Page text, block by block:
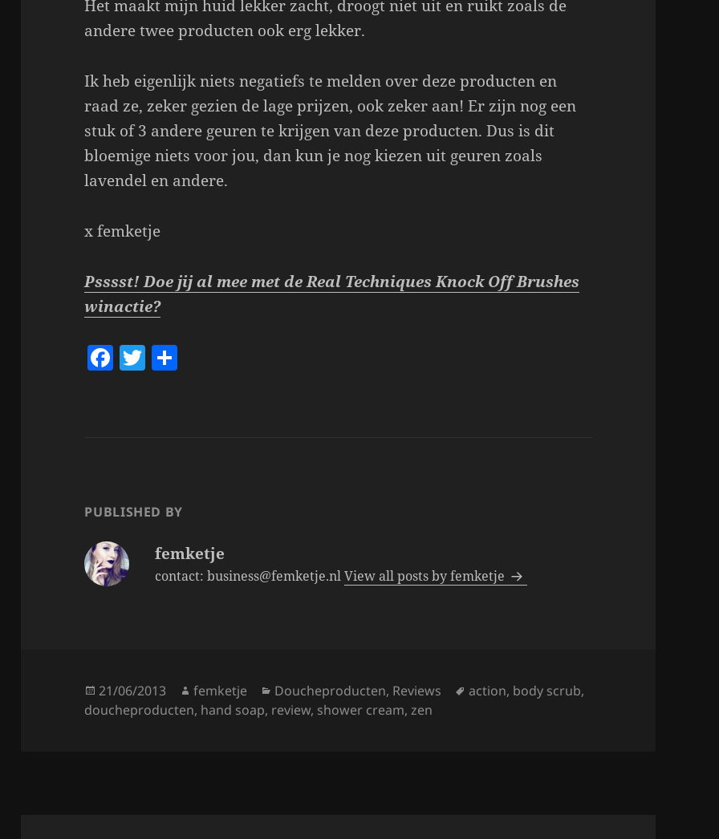
Het maakt mijn huid lekker zacht, droogt niet uit en ruikt zoals de
andere twee producten ook erg lekker.
Ik heb eigenlijk niets negatiefs te melden over deze producten en
raad ze, zeker gezien de lage prijzen, ook zeker aan! Er zijn nog een
stuk of 3 andere geuren te krijgen van deze producten. Dus is dit
bloemige niets voor jou, dan kun je nog kiezen uit geuren zoals
lavendel en andere.
x femketje
Psssst! Doe jij al mee met de Real Techniques Knock Off Brushes
winactie?
F
o
k
T
PUBLISHED BY
femketje
contact: business@femketje.nlView all posts by femketje
Posted
on
21/06/2013 Author
femketje Categories
Doucheproducten, Reviews Tags
action, body scrub,
doucheproducten, hand soap, review, shower cream,zen